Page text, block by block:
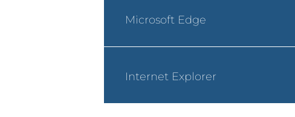
Microsoft Edge
Internet Explorer